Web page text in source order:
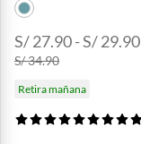
S/ 27.90 - S/ 29.90
S/ 34.90
Retira mañana